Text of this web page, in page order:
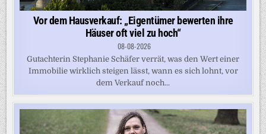
Vor dem Hausverkauf: „Eigentümer bewerten ihre
Häuser oft viel zu hoch“
08-08-2026
Gutachterin Stephanie Schäfer verrät, was den Wert einer
Immobilie wirklich steigen lässt, wann es sich lohnt, vor
dem Verkauf noch...